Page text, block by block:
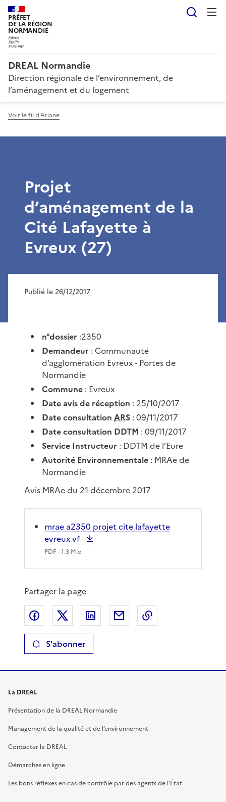
PRÉFET
DE LA RÉGION
NORMANDIE
DREAL Normandie
Direction régionale de l’environnement, de
l’aménagement et du logement
Voir le fil d'Ariane
Projet
d’aménagement de la
Cité Lafayette à
Evreux (27)
Publié le 26/12/2017
n°dossier :2350
Demandeur : Communauté
d’agglomération Evreux - Portes de
Normandie
Commune : Evreux
Date avis de réception : 25/10/2017
Date consultationARS : 09/11/2017
Date consultation DDTM : 09/11/2017
Service Instructeur : DDTM de l’Eure
Autorité Environnementale : MRAe de
Normandie
Avis MRAe du 21 décembre 2017
mrae a2350 projet cite lafayette
evreux vf
PDF- 1.3 Mio
Partager la page
Partager sur Facebook
Partager sur XPartager sur LinkedIn
Partager par email
S'abonner
La DREAL
Présentation de la DREAL Normandie
Management de la qualité et de l’environnement
Contacter la DREAL
Démarches en ligne
Les bons réflexes en cas de contrôle par des agents de l’État